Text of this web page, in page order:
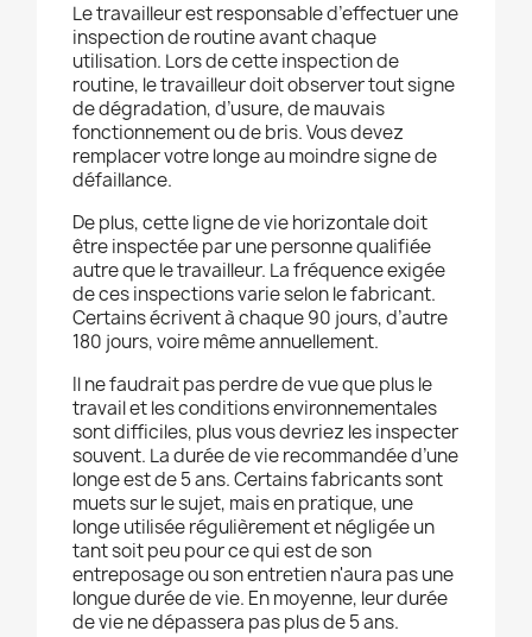
Le travailleur est responsable d’effectuer une
inspection de routine avant chaque
utilisation. Lors de cette inspection de
routine, le travailleur doit observer tout signe
de dégradation, d’usure, de mauvais
fonctionnement ou de bris. Vous devez
remplacer votre longe au moindre signe de
défaillance.
De plus, cette ligne de vie horizontale doit
être inspectée par une personne qualifiée
autre que le travailleur. La fréquence exigée
de ces inspections varie selon le fabricant.
Certains écrivent à chaque 90 jours, d’autre
180 jours, voire même annuellement.
Il ne faudrait pas perdre de vue que plus le
travail et les conditions environnementales
sont difficiles, plus vous devriez les inspecter
souvent. La durée de vie recommandée d’une
longe est de 5 ans. Certains fabricants sont
muets sur le sujet, mais en pratique, une
longe utilisée régulièrement et négligée un
tant soit peu pour ce qui est de son
entreposage ou son entretien n'aura pas une
longue durée de vie. En moyenne, leur durée
de vie ne dépassera pas plus de 5 ans.